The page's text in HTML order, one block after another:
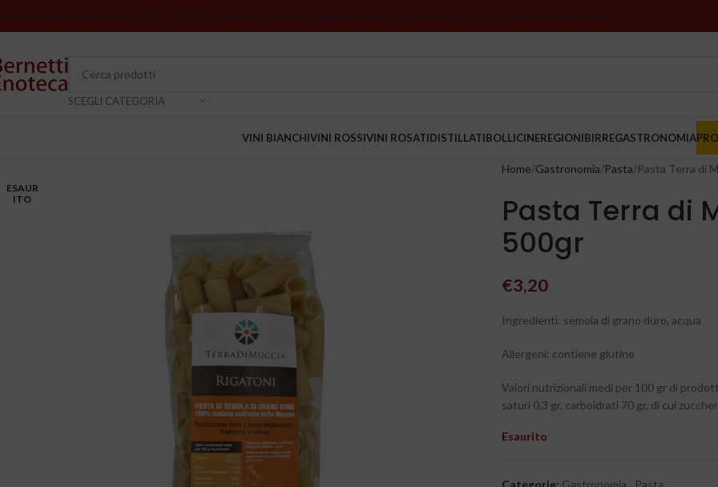
Spedizioni sopra 150€ GRATIS in ItaliaI vini senza indicazione di annata si riferiscono all’ultima annata disponibile
SCEGLI CATEGORIA
VINI BIANCHIVINI ROSSIVINI ROSATIDISTILLATIBOLLICINEREGIONIBIRREGASTRONOMIA
ESAUR
ITO
Home Gastronomia Pasta Pasta Terra di
Pasta Terra di
500gr
€3,20
Ingredienti: semola di grano duro, acqua
Allergeni: contiene glutine
Valori nutrizionali medi per 100 gr di
saturi 0,3 gr, carboidrati 70 gr, di cui
Esaurito
Categorie: Gastronomia , Pasta